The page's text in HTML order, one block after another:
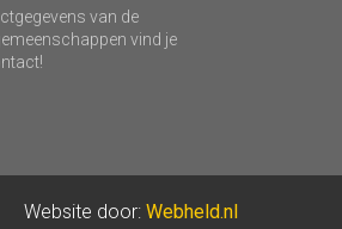
van de
vind je
Website door: Webheld.nl